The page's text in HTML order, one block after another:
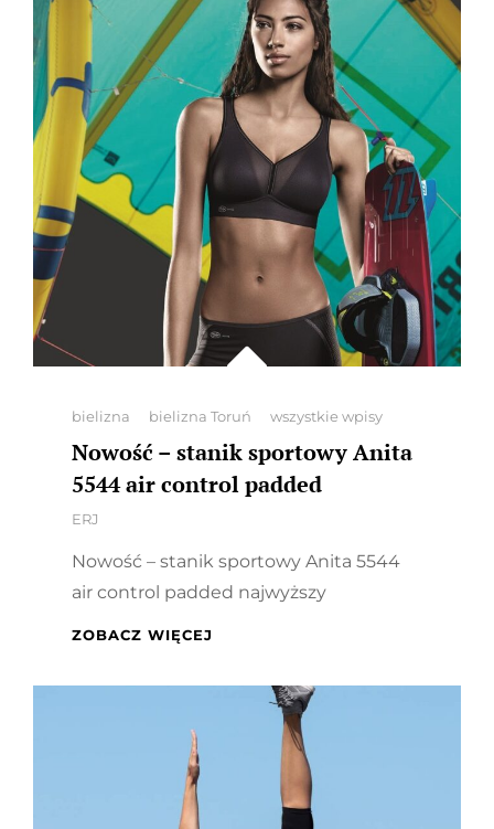
Categories
bielizna bielizna Toruń wszystkie wpisy
Nowość – stanik sportowy Anita
5544 air control padded
By
ERJ
Nowość – stanik sportowy Anita 5544
air control padded najwyższy
ZOBACZ WIĘCEJ
SPORTOWY
CONTROL
PADDED